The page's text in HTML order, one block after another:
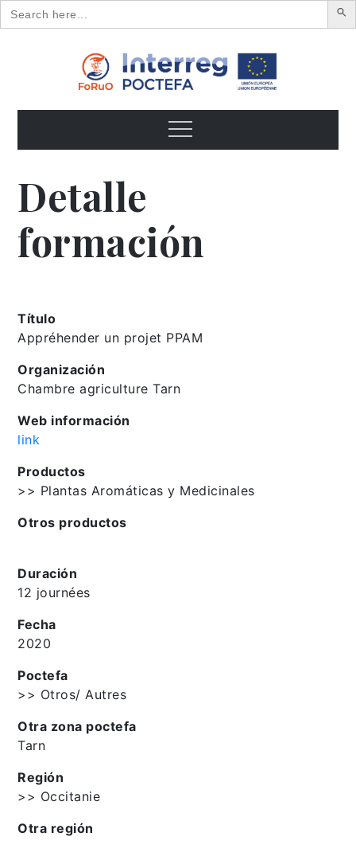
Search
for:
FoRuO
frutos
Menu
Detalle
formación
Título
Appréhender un projet PPAM
Organización
Chambre agriculture Tarn
Web información
link
Productos
>> Plantas Aromáticas y Medicinales
Otros productos
Duración
12 journées
Fecha
2020
Poctefa
>> Otros/ Autres
Otra zona poctefa
Tarn
Región
>> Occitanie
Otra región